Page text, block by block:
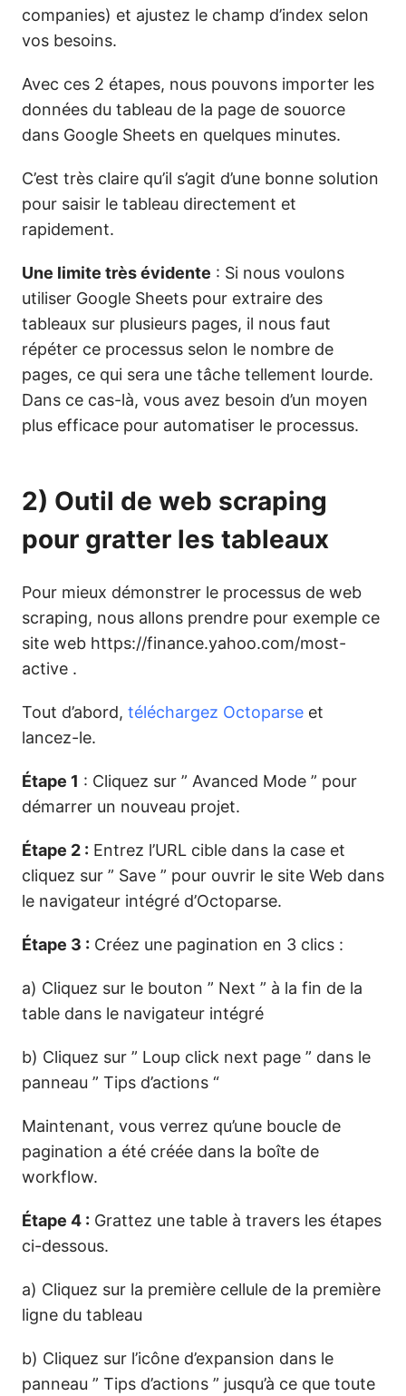
companies) et ajustez le champ d’index selon
vos besoins.
Avec ces 2 étapes, nous pouvons importer les
données du tableau de la page de souorce
dans Google Sheets en quelques minutes.
C’est très claire qu’il s’agit d’une bonne solution
pour saisir le tableau directement et
rapidement.
Une limite très évidente : Si nous voulons
utiliser Google Sheets pour extraire des
tableaux sur plusieurs pages, il nous faut
répéter ce processus selon le nombre de
pages, ce qui sera une tâche tellement lourde.
Dans ce cas-là, vous avez besoin d’un moyen
plus efficace pour automatiser le processus.
2) Outil de web scraping
pour gratter les tableaux
Pour mieux démonstrer le processus de web
scraping, nous allons prendre pour exemple ce
site web https://finance.yahoo.com/most-
active .
Tout d’abord, téléchargez Octoparse et
lancez-le.
Étape 1 : Cliquez sur ” Avanced Mode ” pour
démarrer un nouveau projet.
Étape 2 : Entrez l’URL cible dans la case et
cliquez sur ” Save ” pour ouvrir le site Web dans
le navigateur intégré d’Octoparse.
Étape 3 : Créez une pagination en 3 clics :
a) Cliquez sur le bouton ” Next ” à la fin de la
table dans le navigateur intégré
b) Cliquez sur ” Loup click next page ” dans le
panneau ” Tips d’actions “
Maintenant, vous verrez qu’une boucle de
pagination a été créée dans la boîte de
workflow.
Étape 4 : Grattez une table à travers les étapes
ci-dessous.
a) Cliquez sur la première cellule de la première
ligne du tableau
b) Cliquez sur l’icône d’expansion dans le
panneau ” Tips d’actions ” jusqu’à ce que toute